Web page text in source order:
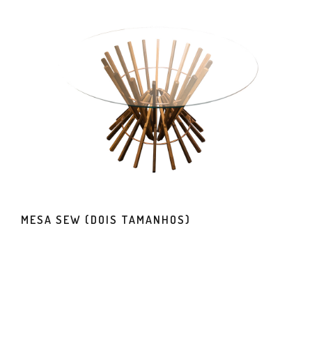
MESA SEW (DOIS TAMANHOS)